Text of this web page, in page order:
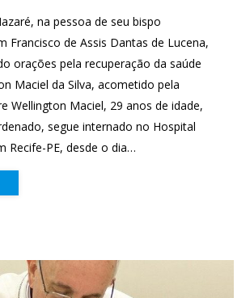
na pessoa de seu bispo
Francisco de Assis Dantas de Lucena,
orações pela recuperação da saúde
Maciel da Silva, acometido pela
Wellington Maciel, 29 anos de idade,
segue internado no Hospital
Recife-PE, desde o dia…